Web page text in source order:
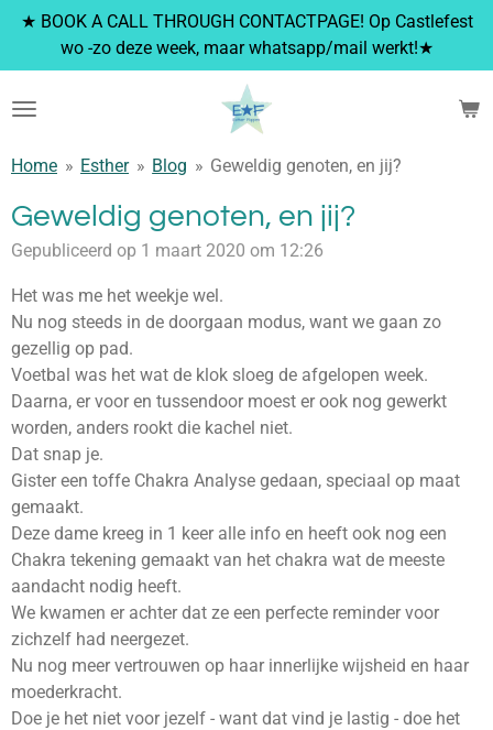
Ga
naar
de
★ BOOK A CALL THROUGH CONTACTPAGE! Op Castlefest
wo -zo deze week, maar whatsapp/mail werkt!★
Home » Esther » Blog » Geweldig genoten, en jij?
Geweldig genoten, en jij?
Gepubliceerd op 1 maart 2020 om 12:26
Het was me het weekje wel.
Nu nog steeds in de doorgaan modus, want we gaan zo
gezellig op pad.
Voetbal was het wat de klok sloeg de afgelopen week.
Daarna, er voor en tussendoor moest er ook nog gewerkt
worden, anders rookt die kachel niet.
Dat snap je.
Gister een toffe Chakra Analyse gedaan, speciaal op maat
gemaakt.
Deze dame kreeg in 1 keer alle info en heeft ook nog een
Chakra tekening gemaakt van het chakra wat de meeste
aandacht nodig heeft.
We kwamen er achter dat ze een perfecte reminder voor
zichzelf had neergezet.
Nu nog meer vertrouwen op haar innerlijke wijsheid en haar
moederkracht.
Doe je het niet voor jezelf - want dat vind je lastig - doe het